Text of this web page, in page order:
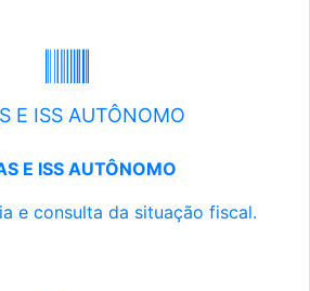
E ISS AUTÔNOMO
E ISS AUTÔNOMO
e consulta da situação fiscal.